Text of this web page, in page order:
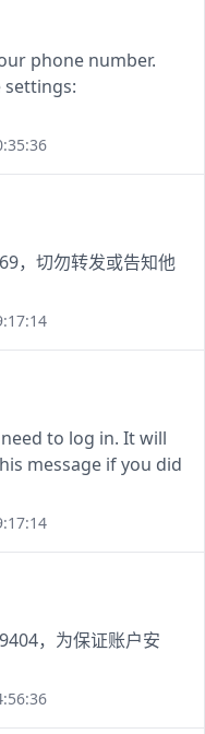
phone number.
settings:
，切勿转发或告知他
to log in. It will
message if you did
，为保证账户安